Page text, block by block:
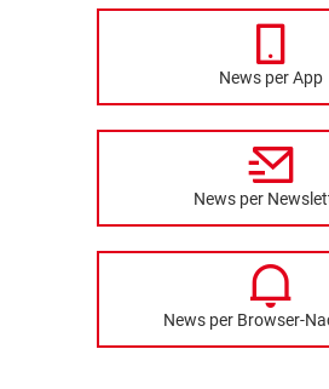
News per App
News per
News per Browser-